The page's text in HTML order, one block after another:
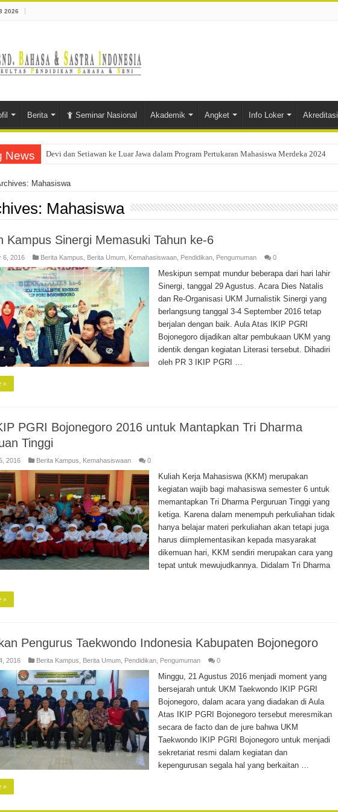
2026
Berita Seminar Nasional Akademik Angket Info Loker Akreditasi
News Devi dan Setiawan ke Luar Jawa dalam Program Pertukaran Mahasiswa Merdeka 2024
Mahasiswa
Mahasiswa
Kampus Sinergi Memasuki Tahun ke-6
6, 2016 Berita Kampus Berita Umum, Kemahasiswaan, Pendidikan, Pengumuman 0
Meskipun sempat mundur beberapa dari hari lahir
Sinergi, tanggal 29 Agustus. Acara Dies Natalis
dan Re-Organisasi UKM Jurnalistik Sinergi yang
berlangsung tanggal 3-4 September 2016 tetap
berjalan dengan baik. Aula Atas IKIP PGRI
Bojonegoro dijadikan altar pembukaan UKM yang
identik dengan kegiatan Literasi tersebut. Dihadiri
oleh PR 3 IKIP PGRI …
»
PGRI Bojonegoro 2016 untuk Mantapkan Tri Dharma
Tinggi
2016 Berita Kampus Kemahasiswaan 0
Kuliah Kerja Mahasiswa (KKM) merupakan
kegiatan wajib bagi mahasiswa semester 6 untuk
memantapkan Tri Dharma Perguruan Tinggi yang
ketiga. Karena dalam menempuh perkuliahan tidak
hanya belajar materi perkuliahan akan tetapi juga
harus diimplementasikan kepada masyarakat
dikemuan hari, KKM sendiri merupakan cara yang
tepat untuk mewujudkannya. Didalam Tri Dharma
»
Pengurus Taekwondo Indonesia Kabupaten Bojonegoro
2016 Berita Kampus Berita Umum, Pendidikan, Pengumuman 0
Minggu, 21 Agustus 2016 menjadi moment yang
bersejarah untuk UKM Taekwondo IKIP PGRI
Bojonegoro, dalam acara yang diadakan di Aula
Atas IKIP PGRI Bojonegoro tersebut meresmikan
secara de facto dan de jure bahwa UKM
Taekwondo IKIP PGRI Bojonegoro untuk menjadi
sekretariat resmi dalam kegiatan dan
kepengurusan segala hal yang berkaitan …
»